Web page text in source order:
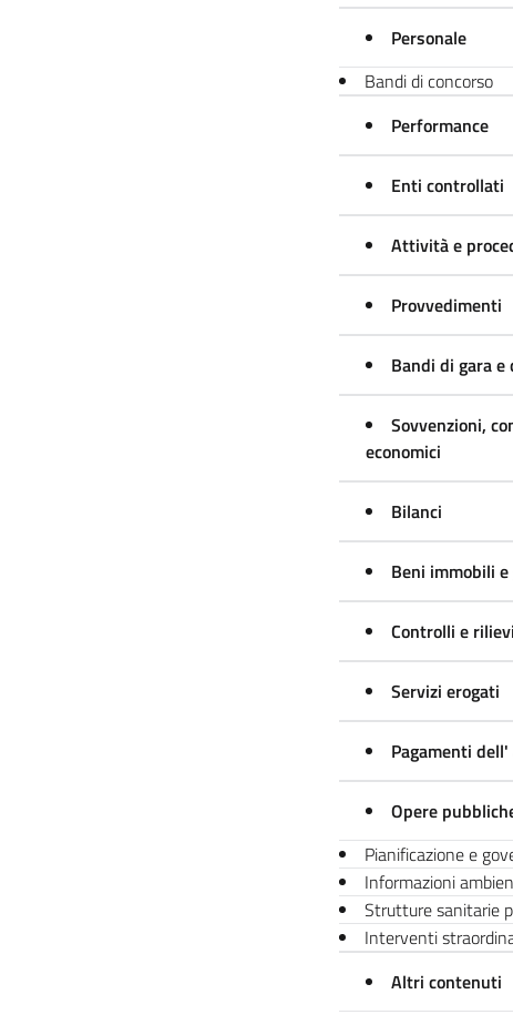
Personale
Bandi di concorso
Performance
Enti controllati
Attività e
Provvedimenti
Bandi di gara
Sovvenzioni,
economici
Bilanci
Beni immobili
Controlli e
Servizi erogati
Pagamenti
Opere
Pianificazione e
Informazioni
Strutture sanitarie
Interventi
Altri contenuti